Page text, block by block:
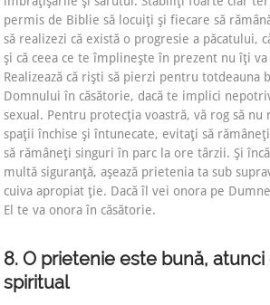
permis de Biblie să locuiţi şi fiecare să
să realizezi că există o progresie a păcatului,
şi că ceea ce te împlineşte în prezent nu îţi
Realizează că rişti să pierzi pentru totdeauna
Domnului în căsătorie, dacă te implici
sexual. Pentru protecţia voastră, vă rog să
spaţii închise şi întunecate, evitaţi să
să rămâneţi singuri în parc la ore târzii. Şi
multă siguranţă, aşează prietenia ta sub
cuiva apropiat ţie. Dacă îl vei onora pe
El te va onora în căsătorie.
8. O prietenie este bună,
spiritual